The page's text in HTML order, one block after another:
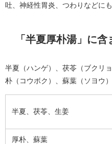
吐、神経性胃炎、つわりなどに
「半夏厚朴湯」に
半夏（ハンゲ）、茯苓（ブクリ
朴（コウボク）、蘇葉（ソヨウ
半夏、茯苓、生姜
厚朴、蘇葉